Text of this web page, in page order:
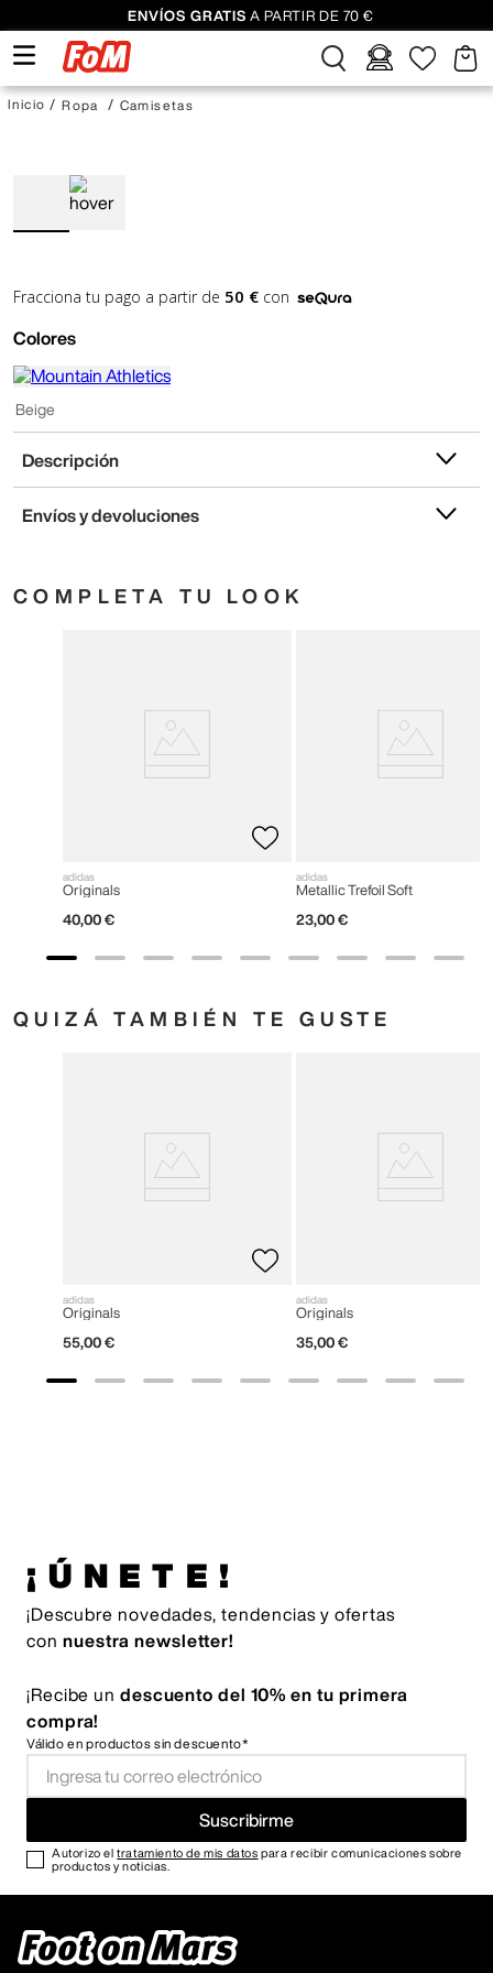
ENVÍOS GRATIS A PARTIR DE 70 €
Ropa Camisetas
Fracciona tu pago a partir de 50 € con
Colores
Beige
Descripción
Envíos y devoluciones
COMPLETA TU LOOK
adidas
Originals
40,00 €
adidas
Metallic Trefoil Soft
23,00 €
QUIZÁ TAMBIÉN TE GUSTE
adidas
Originals
55,00 €
adidas
Originals
35,00 €
¡ÚNETE!
¡Descubre novedades, tendencias y ofertas
con nuestra newsletter!
¡Recibe un descuento del 10% en tu primera
compra!
Válido en productos sin descuento*
Suscribirme
Autorizo eltratamiento de mis datos para recibir comunicaciones sobre
productos y noticias.